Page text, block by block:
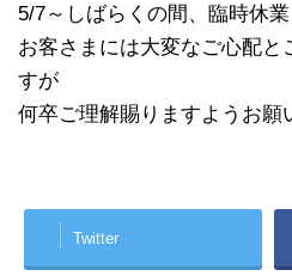
5/7～しばらくの間、臨時休
お客さまには大変なご心配と
すが
何卒ご理解賜りますようお願
Twitter